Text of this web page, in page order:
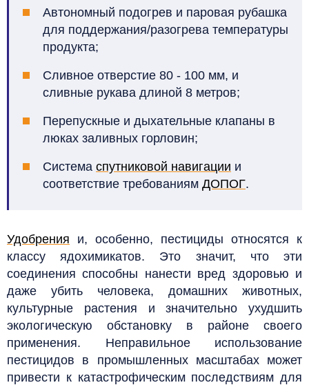
Автономный подогрев и паровая рубашка
для поддержания/разогрева температуры
продукта;
Сливное отверстие 80 - 100 мм, и
сливные рукава длиной 8 метров;
Перепускные и дыхательные клапаны в
люках заливных горловин;
Система спутниковой навигации и
соответствие требованиям ДОПОГ.
Удобрения и, особенно, пестициды относятся к
классу ядохимикатов. Это значит, что эти
соединения способны нанести вред здоровью и
даже убить человека, домашних животных,
культурные растения и значительно ухудшить
экологическую обстановку в районе своего
применения. Неправильное использование
пестицидов в промышленных масштабах может
привести к катастрофическим последствиям для